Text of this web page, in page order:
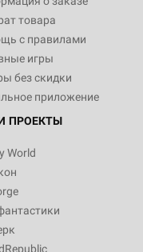
товара
с правилами
игры
без скидки
приложение
ПРОЕКТЫ
World